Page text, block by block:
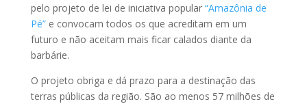
pelo projeto de lei de iniciativa popular “Amazônia de
Pé”e convocam todos os que acreditam em um
futuro e não aceitam mais ficar calados diante da
barbárie.
O projeto obriga e dá prazo para a destinação das
terras públicas da região. São ao menos 57 milhões de